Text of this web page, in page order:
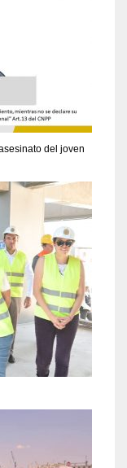
del joven